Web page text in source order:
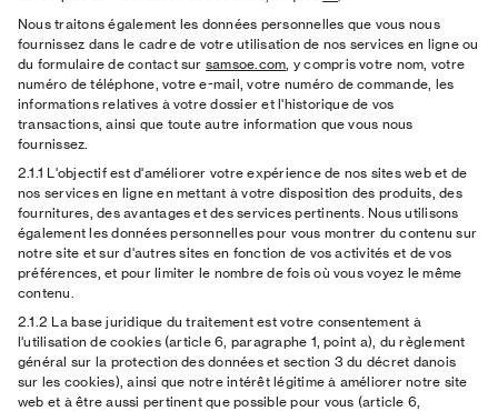
Nous traitons également les données personnelles que vous nous
fournissez dans le cadre de votre utilisation de nos services en ligne ou
du formulaire de contact sur samsoe.com, y compris votre nom, votre
numéro de téléphone, votre e-mail, votre numéro de commande, les
informations relatives à votre dossier et l'historique de vos
transactions, ainsi que toute autre information que vous nous
fournissez.
2.1.1 L'objectifest d'améliorer votre expérience de nos sites web et de
nos services en ligne en mettant à votre disposition des produits, des
fournitures, des avantages et des services pertinents. Nous utilisons
également les données personnelles pour vous montrer du contenu sur
notre site et sur d'autres sites en fonction de vos activités et de vos
préférences, et pour limiter le nombre de fois où vous voyez le même
contenu.
2.1.2 La base juridique du traitement est votre consentement à
l'utilisation de cookies (article 6, paragraphe 1, point a), du règlement
général sur la protection des données et section 3 du décret danois
sur les cookies), ainsi que notre intérêt légitime à améliorer notre site
web et à être aussi pertinent que possible pour vous (article 6,